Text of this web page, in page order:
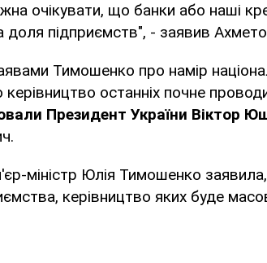
очікувати, що банки або наші
доля підприємств", - заявив
Тимошенко про намір
останніх почне
Президент України Віктор
міністр Юлія Тимошенко
керівництво яких буде